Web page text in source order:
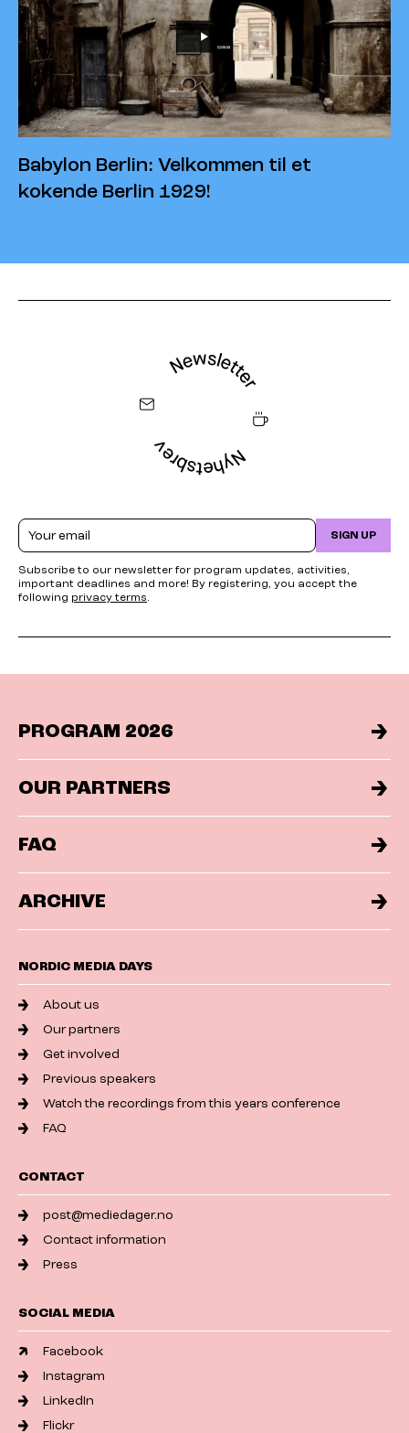
Babylon Berlin: Velkommen til et
kokende Berlin 1929!
Email SIGN UP
Subscribe to our newsletter for program updates, activities,
important deadlines and more! By registering, you accept the
following privacy terms.
PROGRAM 2026
OUR PARTNERS
FAQ
ARCHIVE
NORDIC MEDIA DAYS
About us
Our partners
Get involved
Previous speakers
Watch the recordings from this years conference
FAQ
CONTACT
post@mediedager.no
Contact information
Press
SOCIAL MEDIA
Facebook
Instagram
LinkedIn
Flickr